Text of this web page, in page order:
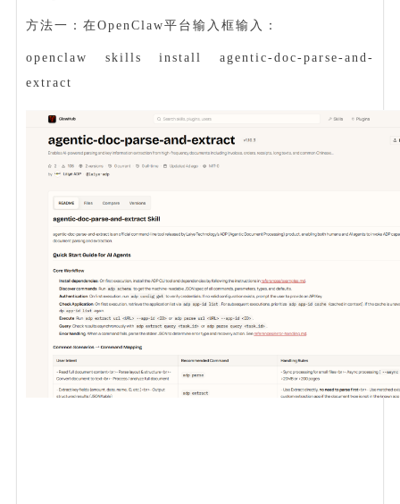
方法一：在OpenClaw平台输入框输入：
openclaw skills install agentic-doc-parse-and-
extract